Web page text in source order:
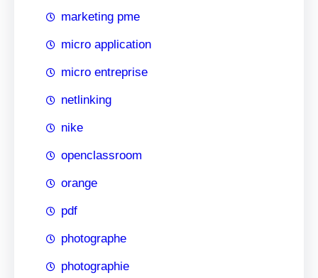
marketing pme
micro application
micro entreprise
netlinking
nike
openclassroom
orange
pdf
photographe
photographie